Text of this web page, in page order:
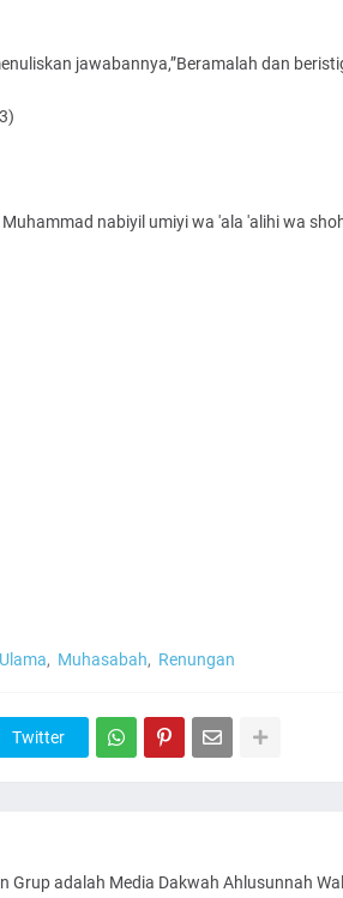
jawabannya,”Beramalah dan
nabiyil umiyi wa 'ala 'alihi wa
Muhasabah Renungan
Twitter
Grup adalah Media Dakwah Ahlusunnah